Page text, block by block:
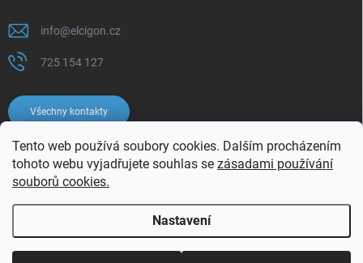
Tento web používá soubory cookies. Dalším procházením
tohoto webu vyjadřujete souhlas se zásadami používání
souborů cookies.
Nastavení
info@elcigon.cz
725 154 127
Všechny kontakty
Copyright 2026Elcigon.cz. Všechna práva vyhrazena.Upravit nastavení
cookies